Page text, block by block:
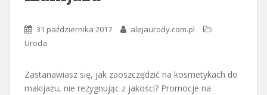
31 października 2017
alejaurody.com.pl
Uroda
Zastanawiasz się, jak zaoszczędzić na kosmetykach do
makijażu, nie rezygnując z jakości? Promocje na